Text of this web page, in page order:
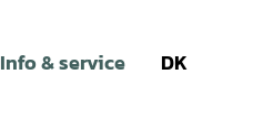
Info & service DK